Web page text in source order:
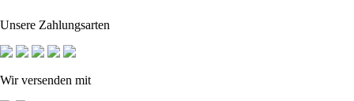
Unsere Zahlungsarten
Wir versenden mit